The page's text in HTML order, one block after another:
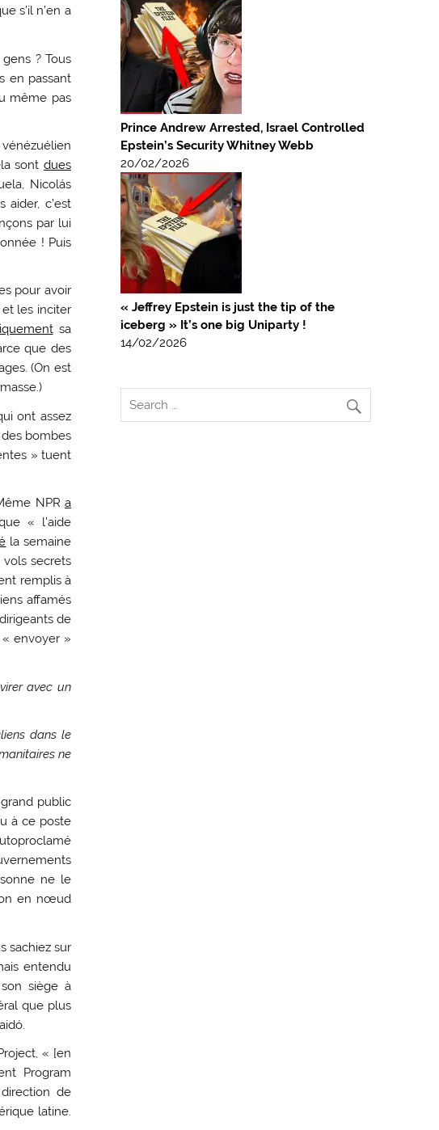
s’il n’en a
? Tous
en passant
même pas
sont dues
Nicolás
aider, c’est
par lui
! Puis
pour avoir
les inciter
sa
que des
(On est
ont assez
bombes
» tuent
NPR a
« l’aide
la semaine
secrets
remplis à
affamés
de
envoyer »
avec un
dans le
ne
public
à ce poste
ne le
en nœud
sachiez sur
entendu
siège à
que plus
« [en
Program
de
latine.
Prince Andrew Arrested, Israel Controlled
Epstein’s Security Whitney Webb
20/02/2026
« Jeffrey Epstein is just the tip of the
iceberg » It’s one big Uniparty !
14/02/2026